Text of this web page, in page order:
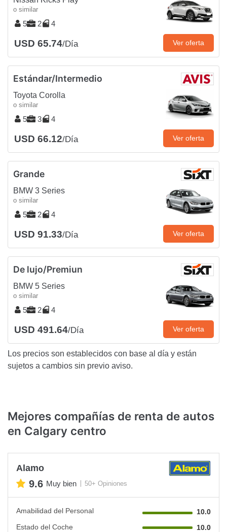
o similar
5 2 4
USD 65.74/Día Ver oferta
Estándar/Intermedio
Toyota Corolla
o similar
5 3 4
USD 66.12/Día Ver oferta
Grande
BMW 3 Series
o similar
5 2 4
USD 91.33/Día Ver oferta
De lujo/Premiun
BMW 5 Series
o similar
5 2 4
USD 491.64/Día Ver oferta
Los precios son establecidos con base al día y están
sujetos a cambios sin previo aviso.
Mejores compañías de renta de autos
en Calgary centro
Alamo
9.6 Muy bien 50+ Opiniones
Amabilidad del Personal
10.0
Estado del Coche
10.0